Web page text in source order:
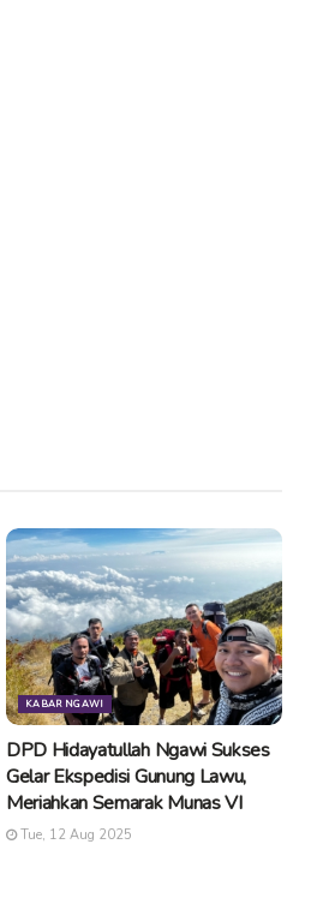
KABAR NGAWI
DPD Hidayatullah Ngawi Sukses
Gelar Ekspedisi Gunung Lawu,
Meriahkan Semarak Munas VI
Tue, 12 Aug 2025